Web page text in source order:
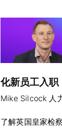
化新员工入职
Mike Silcock 人
了解英国皇家检